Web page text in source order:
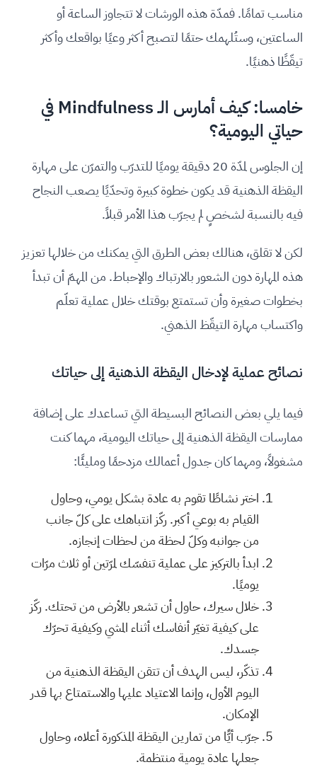
مناسب تمامًا. فمدّة هذه الورشات لا تتجاوز الساعة أو
الساعتين، وستُلهمك حتمًا لتصبح أكثر وعيًا بواقعك وأكثر
تيقّظًا ذهنيًا.
خامسا: كيف أمارس الـ Mindfulness في
حياتي اليومية؟
إن الجلوس لمدّة 20 دقيقة يوميًا للتدرّب والتمرّن على مهارة
اليقظة الذهنية قد يكون خطوة كبيرة وتحدّيًا يصعب النجاح
فيه بالنسبة لشخصٍ لم يجرّب هذا الأمر قبلاً.
لكن لا تقلق، هنالك بعض الطرق التي يمكنك من خلالها تعزيز
هذه المهارة دون الشعور بالارتباك والإحباط. من المهمّ أن تبدأ
بخطوات صغيرة وأن تستمتع بوقتك خلال عملية تعلّم
واكتساب مهارة التيقّظ الذهني.
نصائح عملية لإدخال اليقظة الذهنية إلى حياتك
فيما يلي بعض النصائح البسيطة التي تساعدك على إضافة
ممارسات اليقظة الذهنية إلى حياتك اليومية، مهما كنت
مشغولاً، ومهما كان جدول أعمالك مزدحمًا ومليئًا:
اختر نشاطًا تقوم به عادة بشكل يومي، وحاول
القيام به بوعي أكبر. ركّز انتباهك على كلّ جانب
من جوانبه وكلّ لحظة من لحظات إنجازه.
ابدأ بالتركيز على عملية تنفسّك لمرّتين أو ثلاث مرّات
يوميًا.
خلال سيرك، حاول أن تشعر بالأرض من تحتك. ركّز
على كيفية تغيّر أنفاسك أثناء المشي وكيفية تحرّك
جسدك.
تذكّر، ليس الهدف أن تتقن اليقظة الذهنية من
اليوم الأول، وإنما الاعتياد عليها والاستمتاع بها قدر
الإمكان.
جرّب أيًّا من تمارين اليقظة المذكورة أعلاه، وحاول
جعلها عادة يومية منتظمة.